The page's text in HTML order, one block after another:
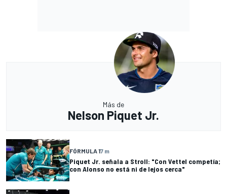
Más de
Nelson Piquet Jr.
FÓRMULA 17 m
Piquet Jr. señala a Stroll: "Con Vettel competía;
con Alonso no está ni de lejos cerca"